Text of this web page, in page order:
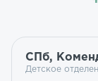
СПб,
Детское